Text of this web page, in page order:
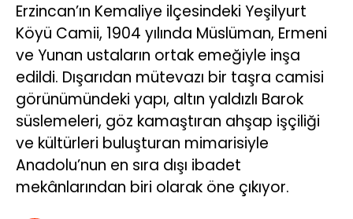
Erzincan’ın Kemaliye ilçesindeki Yeşilyurt
Köyü Camii, 1904 yılında Müslüman, Ermeni
ve Yunan ustaların ortak emeğiyle inşa
edildi. Dışarıdan mütevazı bir taşra camisi
görünümündeki yapı, altın yaldızlı Barok
süslemeleri, göz kamaştıran ahşap işçiliği
ve kültürleri buluşturan mimarisiyle
Anadolu’nun en sıra dışı ibadet
mekânlarından biri olarak öne çıkıyor.